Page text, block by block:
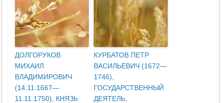
ДОЛГОРУКОВ
МИХАИЛ
ВЛАДИМИРОВИЧ
(14.11.1667—
11.11.1750), КНЯЗЬ
КУРБАТОВ ПЕТР
ВАСИЛЬЕВИЧ (1672—
1746),
ГОСУДАРСТВЕННЫЙ
ДЕЯТЕЛЬ,